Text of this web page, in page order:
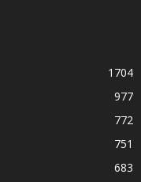
1704
977
772
751
683